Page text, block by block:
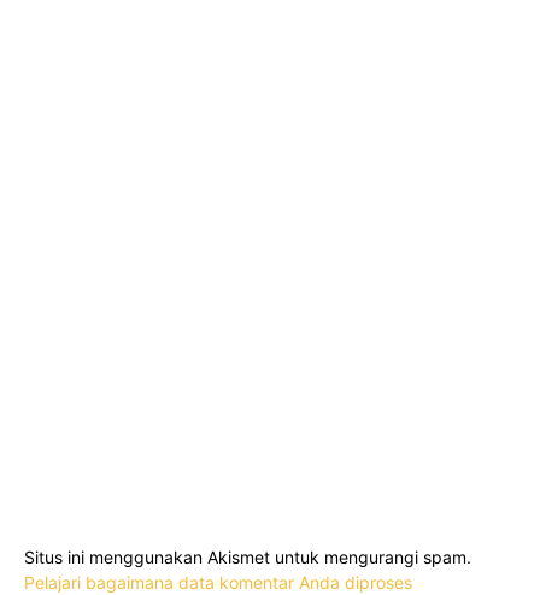
Situs ini menggunakan Akismet untuk mengurangi spam.
Pelajari bagaimana data komentar Anda diproses